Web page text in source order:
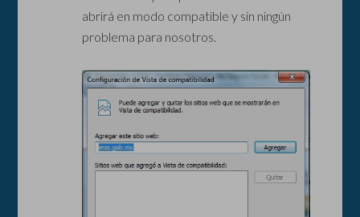
abrirá en modo compatible y sin ningún
problema para nosotros.